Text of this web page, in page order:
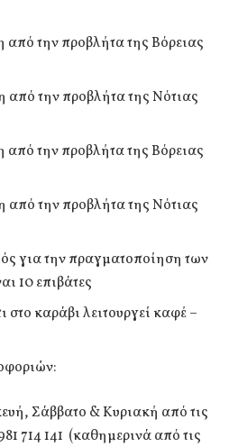
την προβλήτα της Βόρειας
την προβλήτα της Νότιας
την προβλήτα της Βόρειας
την προβλήτα της Νότιας
για την πραγματοποίηση των
10 επιβάτες
στο καράβι λειτουργεί καφέ –
Σάββατο & Κυριακή από τις
714 141 (καθημερινά από τις